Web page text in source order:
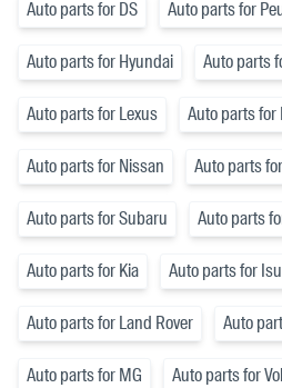
Auto parts for DS Auto parts for
Auto parts for Hyundai Auto parts
Auto parts for Lexus Auto parts
Auto parts for Nissan Auto parts
Auto parts for Subaru Auto parts
Auto parts for Kia Auto parts for
Auto parts for Land Rover Auto
Auto parts for MG Auto parts for